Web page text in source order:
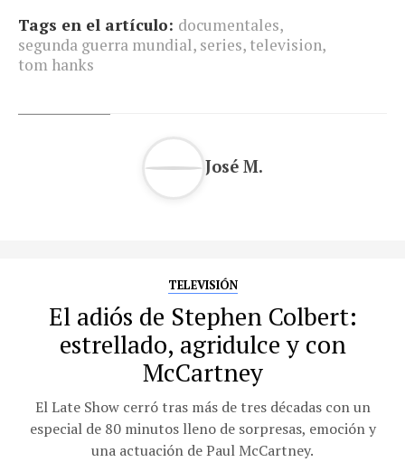
Tags en el artículo: documentales,
segunda guerra mundial, series, television,
tom hanks
José M.
TELEVISIÓN
El adiós de Stephen Colbert:
estrellado, agridulce y con
McCartney
El Late Show cerró tras más de tres décadas con un
especial de 80 minutos lleno de sorpresas, emoción y
una actuación de Paul McCartney.